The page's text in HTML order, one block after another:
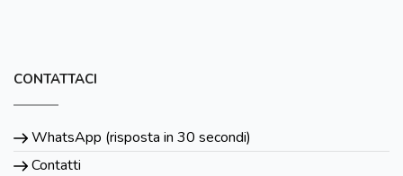
CONTATTACI
WhatsApp (risposta in 30 secondi)
Contatti